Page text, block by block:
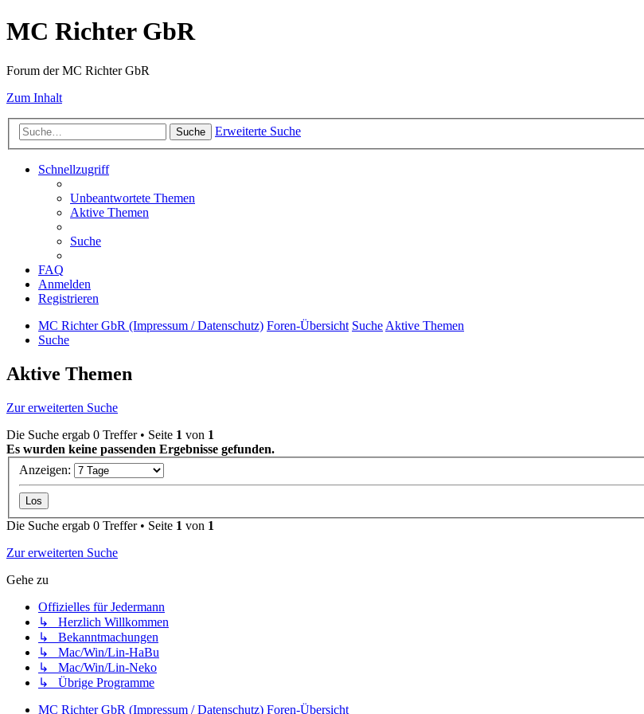
MC Richter GbR
Forum der MC Richter GbR
Zum Inhalt
Suche Erweiterte Suche
Schnellzugriff
Unbeantwortete Themen
Aktive Themen
Suche
FAQ
Anmelden
Registrieren
MC Richter GbR (Impressum / Datenschutz) Foren-Übersicht SucheAktive Themen
Suche
Aktive Themen
Zur erweiterten Suche
Die Suche ergab 0 Treffer • Seite 1 von 1
Es wurden keine passenden Ergebnisse gefunden.
Anzeigen:
Die Suche ergab 0 Treffer • Seite 1 von 1
Zur erweiterten Suche
Gehe zu
Offizielles für Jedermann
↳ Herzlich Willkommen
↳ Bekanntmachungen
↳ Mac/Win/Lin-HaBu
↳ Mac/Win/Lin-Neko
↳ Übrige Programme
MC Richter GbR (Impressum / Datenschutz) Foren-Übersicht